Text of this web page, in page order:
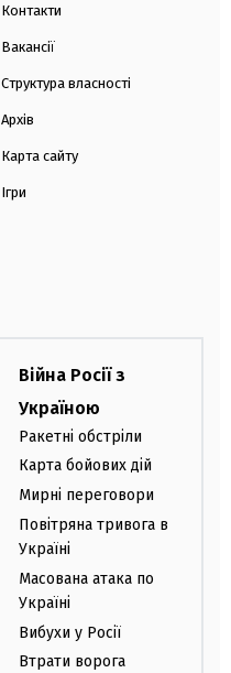
Контакти
Вакансії
Структура власності
Архів
Карта сайту
Ігри
Війна Росії з
Україною
Ракетні обстріли
Карта бойових дій
Мирні переговори
Повітряна тривога в
Україні
Масована атака по
Україні
Вибухи у Росії
Втрати ворога